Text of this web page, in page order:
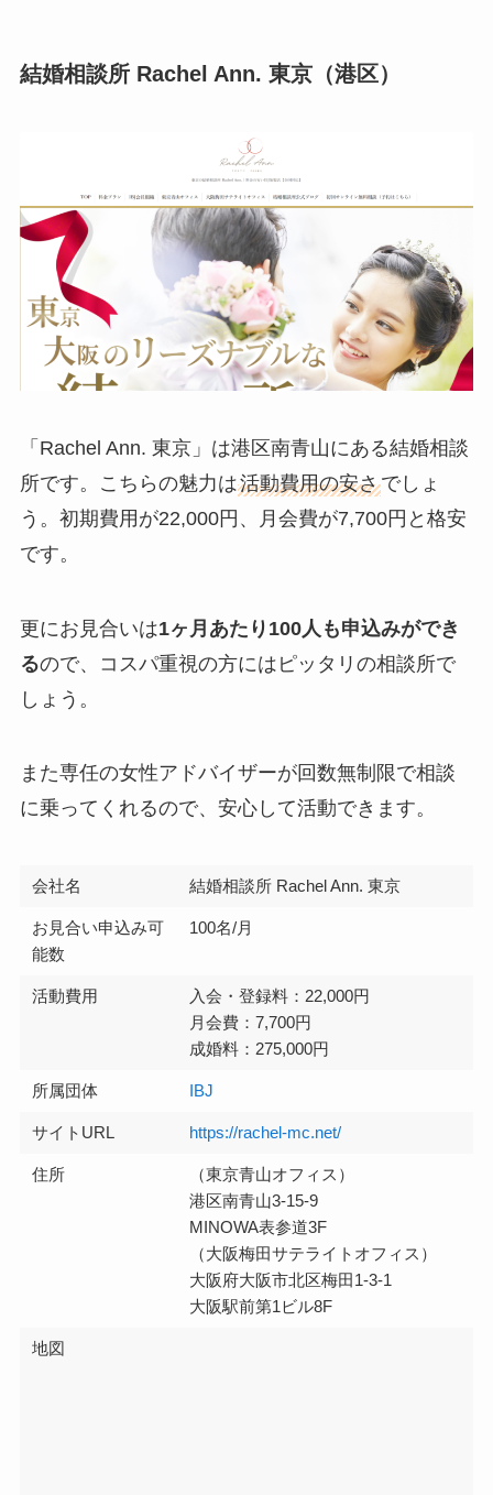
結婚相談所 Rachel Ann. 東京（港区）
「Rachel Ann. 東京」は港区南青山にある結婚相談
所です。こちらの魅力は活動費用の安さでしょ
う。初期費用が22,000円、月会費が7,700円と格安
です。
更にお見合いは1ヶ月あたり100人も申込みができ
るので、コスパ重視の方にはピッタリの相談所で
しょう。
また専任の女性アドバイザーが回数無制限で相談
に乗ってくれるので、安心して活動できます。
会社名 結婚相談所 Rachel Ann. 東京
お見合い申込み可
能数
100名/月
活動費用
入会・登録料：22,000円
月会費：7,700円
成婚料：275,000円
所属団体 IBJ
サイトURL https://rachel-mc.net/
住所
（東京青山オフィス）
港区南青山3-15-9
MINOWA表参道3F
（大阪梅田サテライトオフィス）
大阪府大阪市北区梅田1-3-1
大阪駅前第1ビル8F
地図